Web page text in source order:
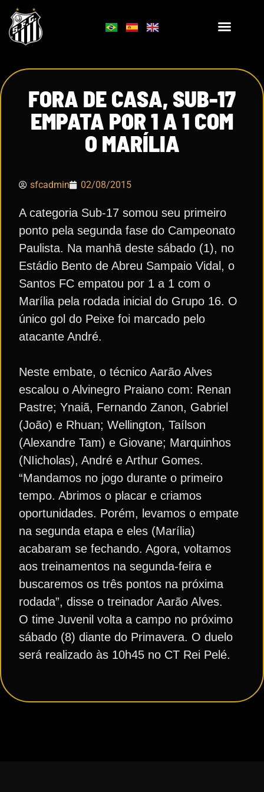
FORA DE CASA, SUB-17
EMPATA POR 1 A 1 COM
O MARÍLIA
sfcadmin 02/08/2015
A categoria Sub-17 somou seu primeiro
ponto pela segunda fase do Campeonato
Paulista. Na manhã deste sábado (1), no
Estádio Bento de Abreu Sampaio Vidal, o
Santos FC empatou por 1 a 1 com o
Marília pela rodada inicial do Grupo 16. O
único gol do Peixe foi marcado pelo
atacante André.
Neste embate, o técnico Aarão Alves
escalou o Alvinegro Praiano com: Renan
Pastre; Ynaiã, Fernando Zanon, Gabriel
(João) e Rhuan; Wellington, Taílson
(Alexandre Tam) e Giovane; Marquinhos
(NIicholas), André e Arthur Gomes.
“Mandamos no jogo durante o primeiro
tempo. Abrimos o placar e criamos
oportunidades. Porém, levamos o empate
na segunda etapa e eles (Marília)
acabaram se fechando. Agora, voltamos
aos treinamentos na segunda-feira e
buscaremos os três pontos na próxima
rodada”, disse o treinador Aarão Alves.
O time Juvenil volta a campo no próximo
sábado (8) diante do Primavera. O duelo
será realizado às 10h45 no CT Rei Pelé.